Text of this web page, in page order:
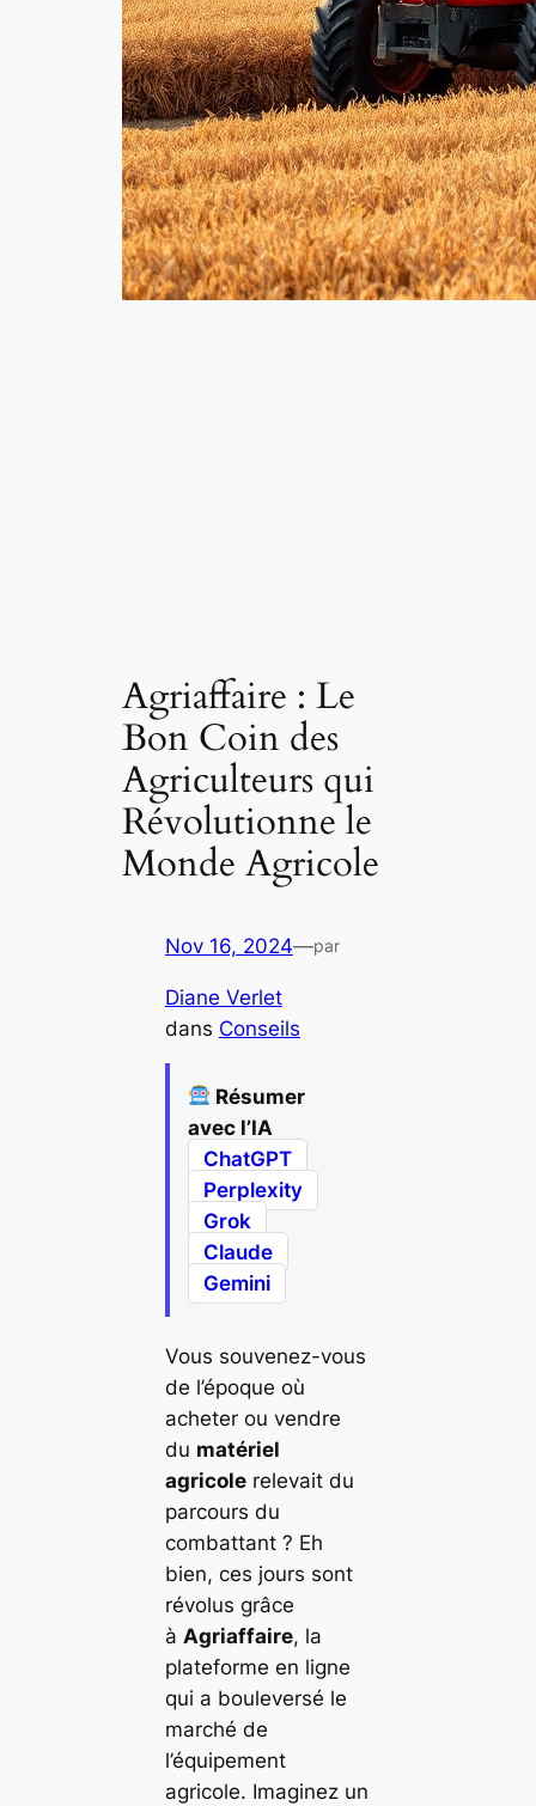
Agriaffaire : Le
Bon Coin des
Agriculteurs qui
Révolutionne le
Monde Agricole
Nov 16, 2024—par
Diane Verlet
dans Conseils
Résumer
avec l’IA
ChatGPT
Perplexity
Grok
Claude
Gemini
Vous souvenez-vous
de l’époque où
acheter ou vendre
du matériel
agricolerelevait du
parcours du
combattant ? Eh
bien, ces jours sont
révolus grâce
à Agriaffaire, la
plateforme en ligne
qui a bouleversé le
marché de
l’équipement
agricole. Imaginez un